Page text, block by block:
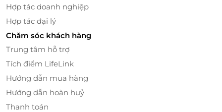
Hợp tác doanh nghiệp
Hợp tác đại lý
Chăm sóc khách hàng
Trung tâm hỗ trợ
Tích điểm LifeLink
Hướng dẫn mua hàng
Hướng dẫn hoàn huỷ
Thanh toán